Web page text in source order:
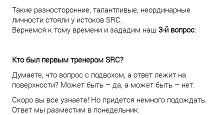
Такие разносторонние, талантливые, неординарные
личности стояли у истоков SRC.
Вернемся к тому времени и зададим наш 3-й вопрос:
Кто был первым тренером SRC?
Думаете, что вопрос с подвохом, а ответ лежит на
поверхности? Может быть – да, а может быть – нет.
Скоро вы все узнаете! Но придется немного подождать.
Ответ мы разместим в понедельник.